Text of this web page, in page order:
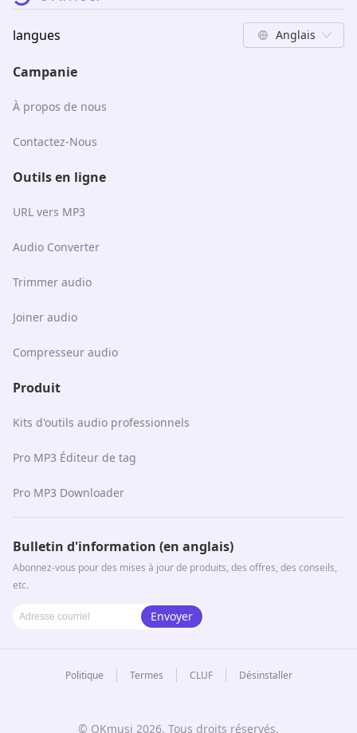
langues Anglais
Campanie
À propos de nous
Contactez-Nous
Outils en ligne
URL vers MP3
Audio Converter
Trimmer audio
Joiner audio
Compresseur audio
Produit
Kits d'outils audio professionnels
Pro MP3 Éditeur de tag
Pro MP3 Downloader
Bulletin d'information (en anglais)
Abonnez-vous pour des mises à jour de produits, des offres, des conseils,
etc.
Envoyer
Politique Termes CLUF Désinstaller
© OKmusi 2026. Tous droits réservés.